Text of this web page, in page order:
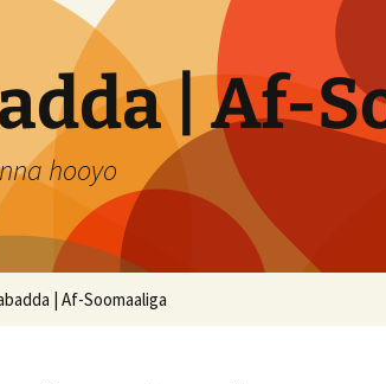
| Af-
hooyo
| Af-Soomaaliga